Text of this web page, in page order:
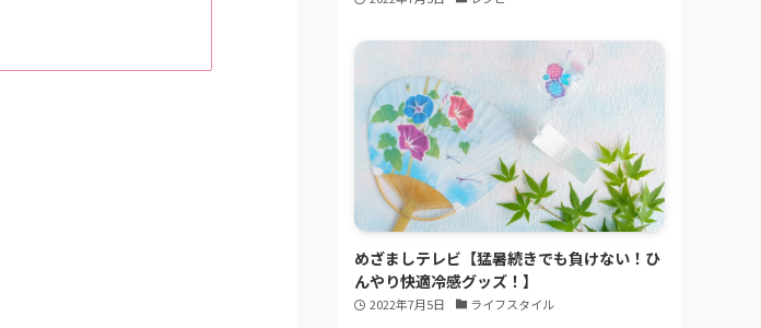
めざましテレビ【猛暑続きでも負けない！ひ
んやり快適冷感グッズ！】
2022年7月5日 ライフスタイル